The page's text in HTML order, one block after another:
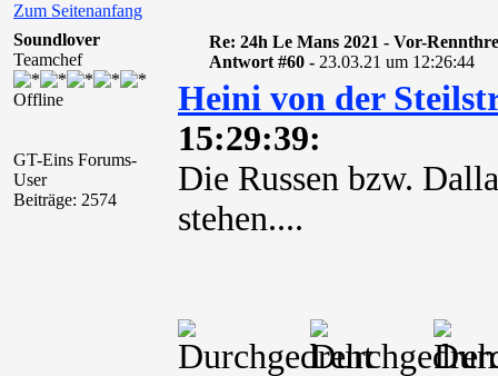
Zum Seitenanfang
Soundlover
Teamchef
Offline
GT-Eins Forums-
User
Beiträge: 2574
Re: 24h Le Mans 2021 - Vor-
Antwort #60 - 23.03.21 um 12:26:44
Heini von der
15:29:39:
Die Russen bzw.
stehen....